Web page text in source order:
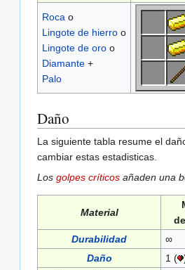
Roca o
Lingote de hierroo
Lingote de oroo
Diamante+
Palo
Daño
La siguiente tabla resume el
cambiar estas estadisticas.
Los golpes críticos añaden una
Material
Durabilidad ∞
Daño
1 (